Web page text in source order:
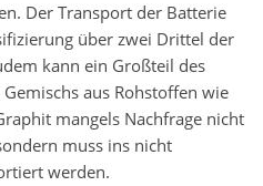
Der Transport der Batterie
über zwei Drittel der
kann ein Großteil des
aus Rohstoffen wie
mangels Nachfrage nicht
muss ins nicht
werden.